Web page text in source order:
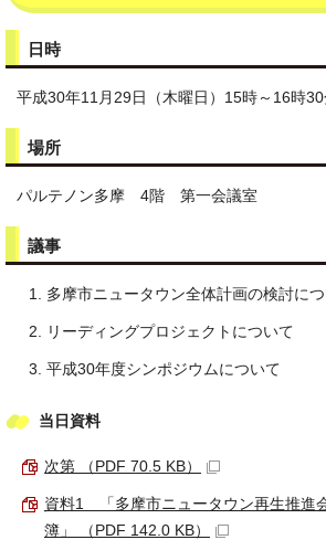
日時
平成30年11月29日（木曜日）15時～16時
場所
パルテノン多摩 4階 第一会議室
議事
多摩市ニュータウン全体計画の検討に
リーディングプロジェクトについて
平成30年度シンポジウムについて
当日資料
次第 （PDF 70.5 KB）
資料1 「多摩市ニュータウン再生推進
簿」 （PDF 142.0 KB）